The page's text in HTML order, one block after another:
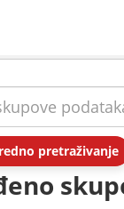
pretraživanje